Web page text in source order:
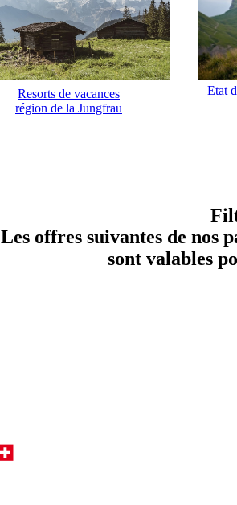
Resorts de vacances
région de la Jungfrau
Etat
Les offres suivantes de nos
sont valables